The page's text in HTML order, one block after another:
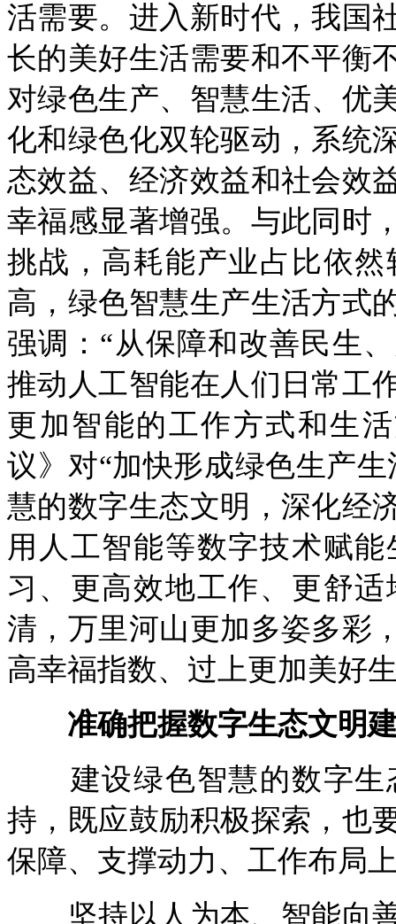
活需要。进入新时代，我国
长的美好生活需要和不平衡
对绿色生产、智慧生活、优
化和绿色化双轮驱动，系统
态效益、经济效益和社会效
幸福感显著增强。与此同时
挑战，高耗能产业占比依
高，绿色智慧生产生活方式
强调：“从保障和改善民生
推动人工智能在人们日常工
更加智能的工作方式和生
议》对“加快形成绿色生产
慧的数字生态文明，深化经
用人工智能等数字技术赋
习、更高效地工作、更舒
清，万里河山更加多姿多彩
高幸福指数、过上更加美好
准确把握数字生态文明建
建设绿色智慧的数字生
持，既应鼓励积极探索，也
保障、支撑动力、工作布局
坚持以人为本、智能向善